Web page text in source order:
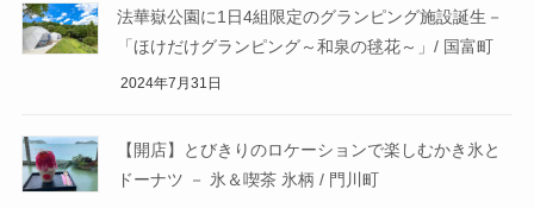
法華嶽公園に1日4組限定のグランピング施設誕生－
「ほけだけグランピング～和泉の毬花～」/ 国富町
2024年7月31日
【開店】とびきりのロケーションで楽しむかき氷と
ドーナツ － 氷＆喫茶 氷柄 / 門川町